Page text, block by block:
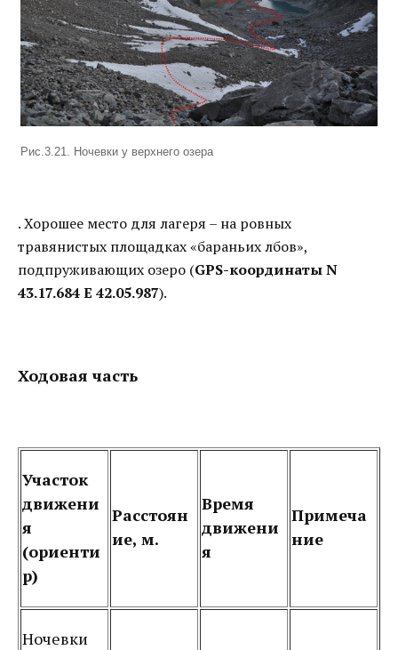
Рис.3.21. Ночевки у верхнего озера
. Хорошее место для лагеря – на ровных
травянистых площадках «бараньих лбов»,
подпруживающих озеро (GPS-координаты N
43.17.684 E 42.05.987).
Ходовая часть
Участок
движени
я
(ориенти
р)
Расстоян
ие, м.
Время
движени
я
Примеча
ние
Ночевки